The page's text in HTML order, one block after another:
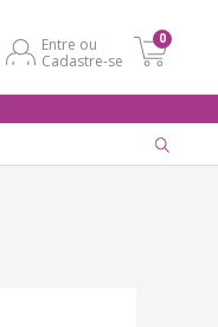
Entre ou
Cadastre-se
0